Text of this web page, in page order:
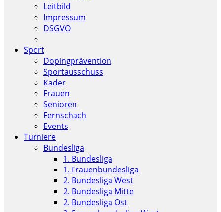
Leitbild
Impressum
DSGVO
Sport
Dopingprävention
Sportausschuss
Kader
Frauen
Senioren
Fernschach
Events
Turniere
Bundesliga
1. Bundesliga
1. Frauenbundesliga
2. Bundesliga West
2. Bundesliga Mitte
2. Bundesliga Ost